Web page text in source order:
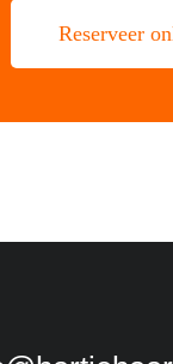
Reserveer